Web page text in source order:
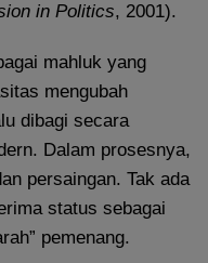
in Politics, 2001).
mahluk yang
mengubah
dibagi secara
Dalam prosesnya,
persaingan. Tak ada
status sebagai
pemenang.